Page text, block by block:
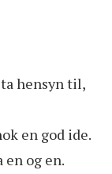
hensyn til,
en god ide.
en og en.